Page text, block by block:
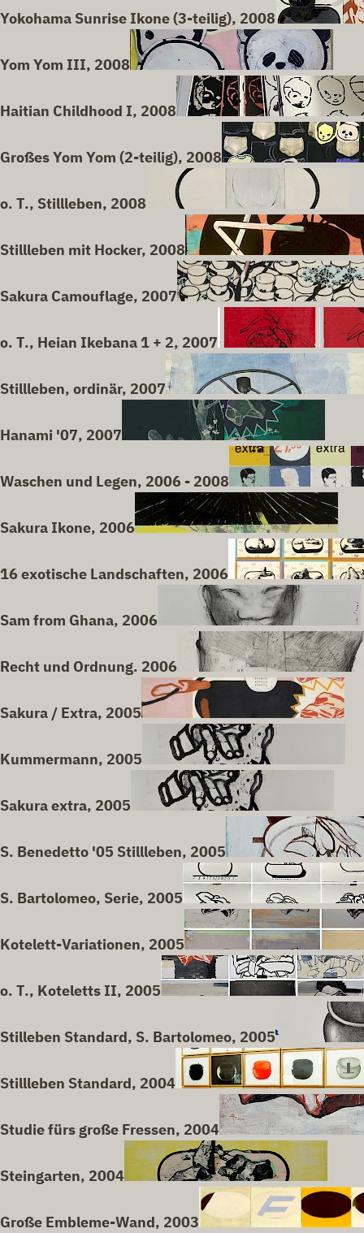
Yokohama Sunrise Ikone (3-teilig), 2008
Yom Yom III, 2008
Haitian Childhood I, 2008
Großes Yom Yom (2-teilig), 2008
o. T., Stillleben, 2008
Stillleben mit Hocker, 2008
Sakura Camouflage, 2007
o. T., Heian Ikebana 1 + 2, 2007
Stillleben, ordinär, 2007
Hanami '07, 2007
Waschen und Legen, 2006 - 2008
Sakura Ikone, 2006
16 exotische Landschaften, 2006
Sam from Ghana, 2006
Recht und Ordnung. 2006
Sakura / Extra, 2005
Kummermann, 2005
Sakura extra, 2005
S. Benedetto '05 Stillleben, 2005
S. Bartolomeo, Serie, 2005
Kotelett-Variationen, 2005
o. T., Koteletts II, 2005
Stilleben Standard, S. Bartolomeo, 2005
Stillleben Standard, 2004
Studie fürs große Fressen, 2004
Steingarten, 2004
Große Embleme-Wand, 2003